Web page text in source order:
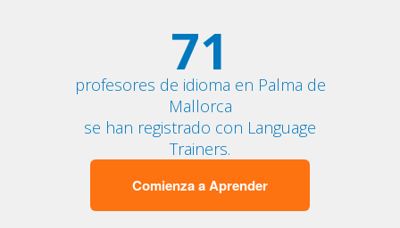
71
profesores de idioma en Palma de
Mallorca
se han registrado con Language
Trainers.
Comienza a Aprender